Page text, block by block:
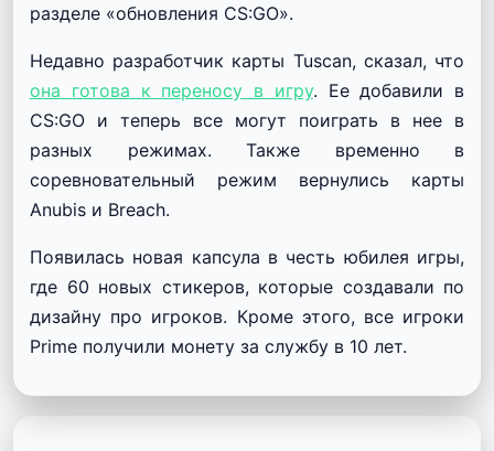
разделе «обновления CS:GO».
Недавно разработчик карты Tuscan, сказал, что
она готова к переносу в игру. Ее добавили в
CS:GO и теперь все могут поиграть в нее в
разных режимах. Также временно в
соревновательный режим вернулись карты
Anubis и Breach.
Появилась новая капсула в честь юбилея игры,
где 60 новых стикеров, которые создавали по
дизайну про игроков. Кроме этого, все игроки
Prime получили монету за службу в 10 лет.